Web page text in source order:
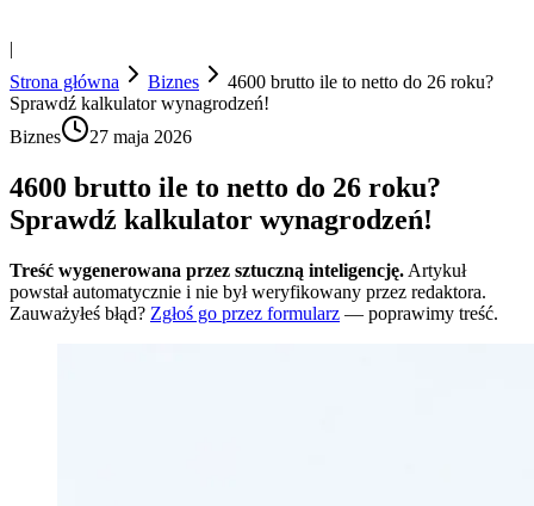
|
Strona główna
Biznes
4600 brutto ile to netto do 26 roku?
Sprawdź kalkulator wynagrodzeń!
Biznes
27 maja 2026
4600 brutto ile to netto do 26 roku?
Sprawdź kalkulator wynagrodzeń!
Treść wygenerowana przez sztuczną inteligencję. Artykuł
powstał automatycznie i nie był weryfikowany przez redaktora.
Zauważyłeś błąd? Zgłoś go przez formularz — poprawimy treść.